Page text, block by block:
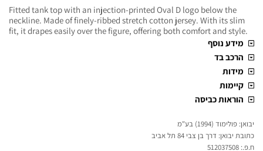
Fitted tank top with an injection-printed Oval D logo below the
neckline. Made of finely-ribbed stretch cotton jersey. With its slim
fit, it drapes easily over the figure, offering both comfort and style.
מידע נוסף
הרכב בד
מידות
קיימות
הוראות כביסה
יבואן: פולימוד (1994) בע"מ
כתובת יבואן: דרך בן צבי 84 תל אביב
ח.פ.: 512037508